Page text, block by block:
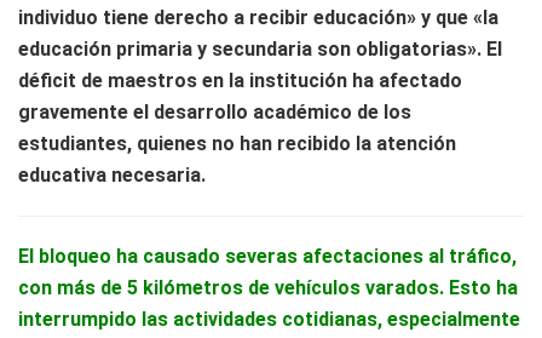
individuo tiene derecho a recibir educación» y que «la
educación primaria y secundaria son obligatorias». El
déficit de maestros en la institución ha afectado
gravemente el desarrollo académico de los
estudiantes, quienes no han recibido la atención
educativa necesaria.
El bloqueo ha causado severas afectaciones al tráfico,
con más de 5 kilómetros de vehículos varados. Esto ha
interrumpido las actividades cotidianas, especialmente